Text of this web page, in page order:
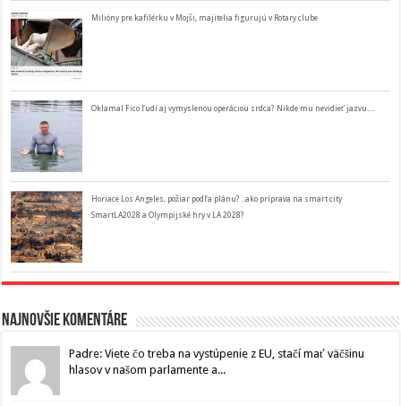
Milióny pre kafilérku v Mojši, majitelia figurujú v Rotary clube
Oklamal Fico ľudí aj vymyslenou operáciou srdca? Nikde mu nevidieť jazvu…
Horiace Los Angeles, požiar podľa plánu? ..ako príprava na smart city
SmartLA2028 a Olympijské hry v LA 2028?
Najnovšie komentáre
Padre: Viete čo treba na vystúpenie z EU, stačí mať väčšinu
hlasov v našom parlamente a...